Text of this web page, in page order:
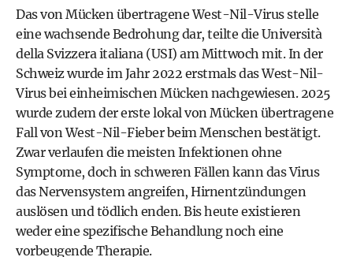
Das von Mücken übertragene West-Nil-Virus stelle
eine wachsende Bedrohung dar, teilte die Università
della Svizzera italiana (USI) am Mittwoch mit. In der
Schweiz wurde im Jahr 2022 erstmals das West-Nil-
Virus bei einheimischen Mücken nachgewiesen. 2025
wurde zudem der erste lokal von Mücken übertragene
Fall von West-Nil-Fieber beim Menschen bestätigt.
Zwar verlaufen die meisten Infektionen ohne
Symptome, doch in schweren Fällen kann das Virus
das Nervensystem angreifen, Hirnentzündungen
auslösen und tödlich enden. Bis heute existieren
weder eine spezifische Behandlung noch eine
vorbeugende Therapie.